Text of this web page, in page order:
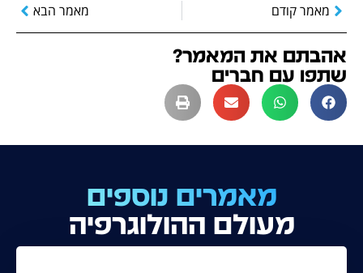
מאמר קודם מאמר הבא
אהבתם את המאמר?
שתפו עם חברים
מאמרים נוספים
מעולם ההולוגרפיה